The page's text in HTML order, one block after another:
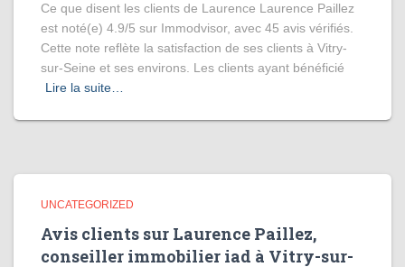
Ce que disent les clients de Laurence Laurence Paillez
est noté(e) 4.9/5 sur Immodvisor, avec 45 avis vérifiés.
Cette note reflète la satisfaction de ses clients à Vitry-
sur-Seine et ses environs. Les clients ayant bénéficié
Lire la suite…
UNCATEGORIZED
Avis clients sur Laurence Paillez,
conseiller immobilier iad à Vitry-sur-